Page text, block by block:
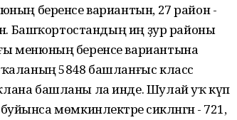
беренсе вариантын, 27 район -
Башҡортостандың иң ҙур районы
менюның беренсе вариантына
5848 башланғыс класс
башланы ла инде. Шулай уҡ күп
буйынса мөмкинлектәре сикләнгән - 721,